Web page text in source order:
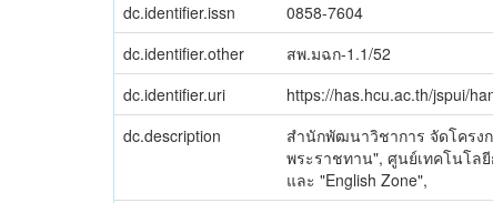
dc.identifier.issn
0858-7604
dc.identifier.other
สพ.มฉก-1.1/52
dc.identifier.uri
https://has.hcu.ac.th/jspui/
dc.description
สำนักพัฒนาวิชาการ จัดโครง
พระราชทาน", ศูนย์เทคโนโล
และ "English Zone",